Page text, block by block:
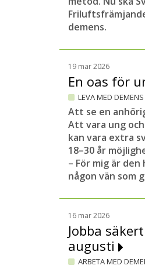
demens.
19 mar 2026
En oas för
LEVA MED DEMENS
Att se en
Att vara ung
kan vara extra
18–30 år
– För mig är
någon vän som
16 mar 2026
Jobba
augusti
ARBETA MED